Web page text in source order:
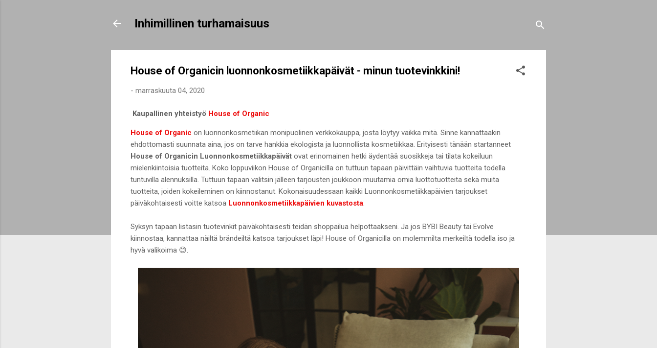
Inhimillinen turhamaisuus
House of Organicin luonnonkosmetiikkapäivät - minun tuotevinkkini!
- marraskuuta 04, 2020
Kaupallinen yhteistyö House of Organic
House of Organic on luonnonkosmetiikan monipuolinen verkkokauppa, josta löytyy vaikka mitä. Sinne kannattaakin
ehdottomasti suunnata aina, jos on tarve hankkia ekologista ja luonnollista kosmetiikkaa. Erityisesti tänään startanneet
House of Organicin Luonnonkosmetiikkapäivät ovat erinomainen hetki äydentää suosikkeja tai tilata kokeiluun
mielenkiintoisia tuotteita. Koko loppuviikon House of Organicilla on tuttuun tapaan päivittäin vaihtuvia tuotteita todella
tuntuvilla alennuksilla. Tuttuun tapaan valitsin jälleen tarjousten joukkoon muutamia omia luottotuotteita sekä muita
tuotteita, joiden kokeileminen on kiinnostanut. Kokonaisuudessaan kaikki Luonnonkosmetiikkapäivien tarjoukset
päiväkohtaisesti voitte katsoa Luonnonkosmetiikkapäivien kuvastosta
Syksyn tapaan listasin tuotevinkit päiväkohtaisesti teidän shoppailua helpottaakseni. Ja jos BYBI Beauty tai Evolve
kiinnostaa, kannattaa näiltä brändeiltä katsoa tarjoukset läpi! House of Organicilla on molemmilta merkeiltä todella iso ja
hyvä valikoima 😊.